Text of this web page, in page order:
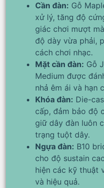
Cần đàn: Gỗ
xử lý, tăng độ
giác chơi mượt
độ dày vừa phải,
cách chơi nhạc.
Mặt cần đàn: Gỗ
Medium được
nhả êm ái và hạn
Khóa đàn: Die-
cấp, đảm bảo độ
giữ dây đàn luôn
trạng tuột dây.
Ngựa đàn: B10
cho độ sustain
hiện các kỹ thuật
và hiệu quả.